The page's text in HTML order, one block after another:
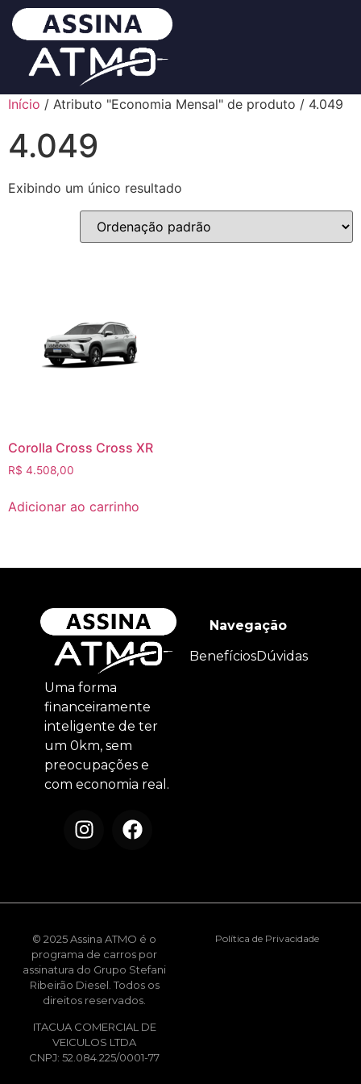
Início / Atributo "Economia Mensal" de produto / 4.049
4.049
Exibindo um único resultado
Corolla Cross Cross XR
R$ 4.508,00
Adicionar ao carrinho
Uma forma
financeiramente
inteligente de ter
um 0km, sem
preocupações e
com economia real.
Navegação
BenefíciosDúvidas
© 2025 Assina ATMO é o
programa de carros por
assinatura do Grupo Stefani
Ribeirão Diesel. Todos os
direitos reservados.
ITACUA COMERCIAL DE
VEICULOS LTDA
CNPJ: 52.084.225/0001-77
Política de Privacidade